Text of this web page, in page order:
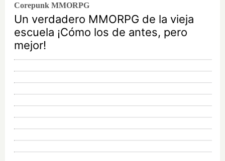
Corepunk MMORPG
Un verdadero MMORPG de la vieja
escuela ¡Cómo los de antes, pero
mejor!